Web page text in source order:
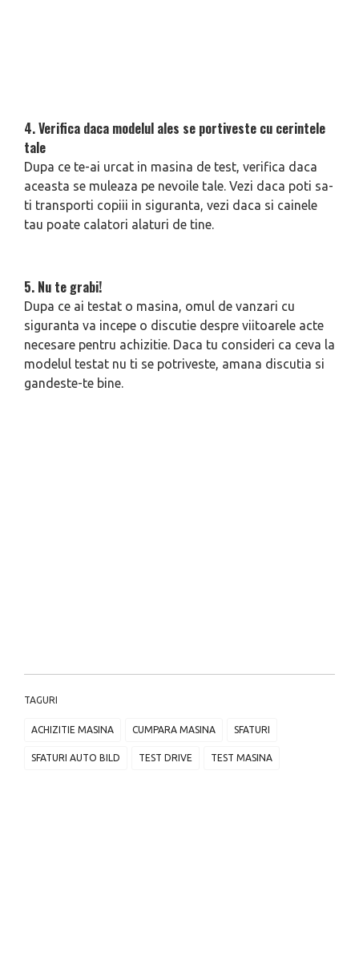
4. Verifica daca modelul ales se portiveste cu cerintele
tale
Dupa ce te-ai urcat in masina de test, verifica daca
aceasta se muleaza pe nevoile tale. Vezi daca poti sa-
ti transporti copiii in siguranta, vezi daca si cainele
tau poate calatori alaturi de tine.
5. Nu te grabi!
Dupa ce ai testat o masina, omul de vanzari cu
siguranta va incepe o discutie despre viitoarele acte
necesare pentru achizitie. Daca tu consideri ca ceva la
modelul testat nu ti se potriveste, amana discutia si
gandeste-te bine.
TAGURI
ACHIZITIE MASINA CUMPARA MASINA SFATURI
SFATURI AUTO BILD TEST DRIVE TEST MASINA